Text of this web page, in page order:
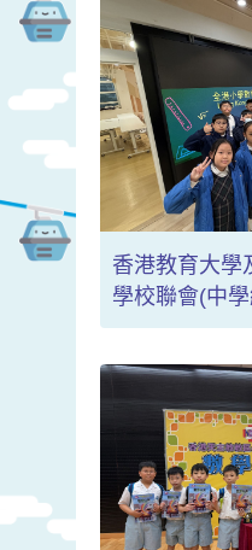
香港教育大學
學校聯會(中
「全港小學數
(2025-2026)